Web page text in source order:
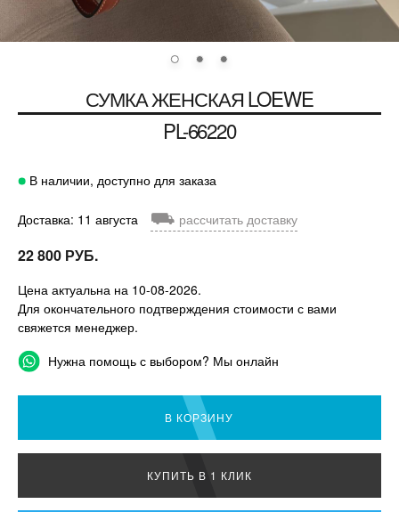
СУМКА ЖЕНСКАЯLOEWE
PL-66220
В наличии, доступно для заказа
Доставка: 11 августа ⛟ рассчитать доставку
22 800 РУБ.
Цена актуальна на 10-08-2026.
Для окончательного подтверждения стоимости с вами
свяжется менеджер.
Нужна помощь с выбором? Мы онлайн
В КОРЗИНУ
КУПИТЬ В 1 КЛИК